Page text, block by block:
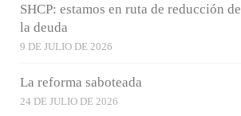
SHCP: estamos en ruta de reducción de
la deuda
9 DE JULIO DE 2026
La reforma saboteada
24 DE JULIO DE 2026